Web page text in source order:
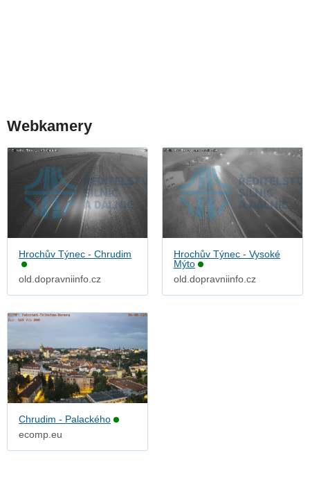
Webkamery
Hrochův Týnec - Chrudim
old.dopravniinfo.cz
Hrochův Týnec - Vysoké
Mýto
old.dopravniinfo.cz
Chrudim - Palackého
ecomp.eu